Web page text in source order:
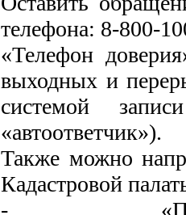
телефона: 8-800-
«Телефон
выходных и
системой
«автоответчик»).
Также можно
Кадастровой
-